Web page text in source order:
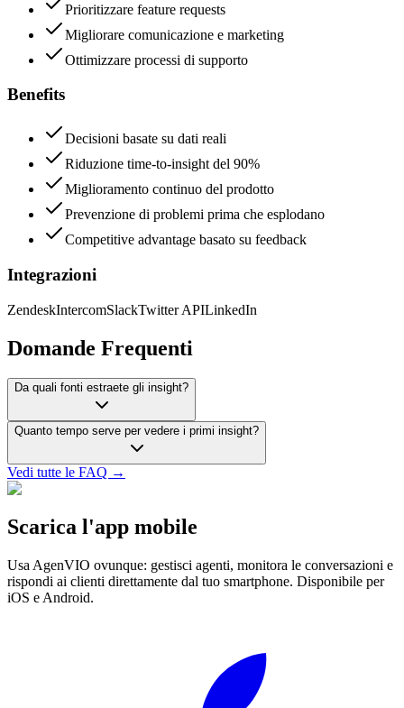
Prioritizzare feature requests
Migliorare comunicazione e marketing
Ottimizzare processi di supporto
Benefits
Decisioni basate su dati reali
Riduzione time-to-insight del 90%
Miglioramento continuo del prodotto
Prevenzione di problemi prima che esplodano
Competitive advantage basato su feedback
Integrazioni
ZendeskIntercomSlackTwitter APILinkedIn
Domande Frequenti
Da quali fonti estraete gli insight?
Quanto tempo serve per vedere i primi insight?
Vedi tutte le FAQ →
Scarica l'app mobile
Usa AgenVIO ovunque: gestisci agenti, monitora le conversazioni e
rispondi ai clienti direttamente dal tuo smartphone. Disponibile per
iOS e Android.